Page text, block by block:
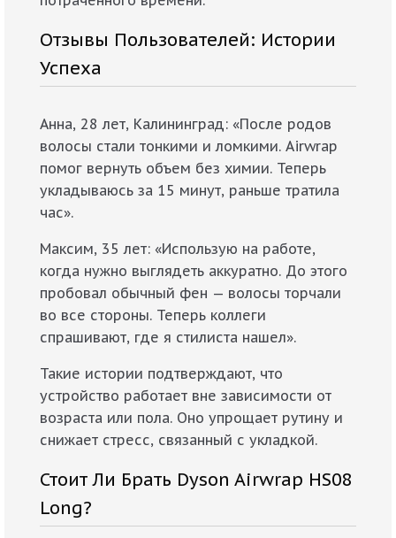
Отзывы Пользователей: Истории
Успеха
Анна, 28 лет, Калининград: «После родов
волосы стали тонкими и ломкими. Airwrap
помог вернуть объем без химии. Теперь
укладываюсь за 15 минут, раньше тратила
час».
Максим, 35 лет: «Использую на работе,
когда нужно выглядеть аккуратно. До этого
пробовал обычный фен — волосы торчали
во все стороны. Теперь коллеги
спрашивают, где я стилиста нашел».
Такие истории подтверждают, что
устройство работает вне зависимости от
возраста или пола. Оно упрощает рутину и
снижает стресс, связанный с укладкой.
Стоит Ли Брать Dyson Airwrap HS08
Long?